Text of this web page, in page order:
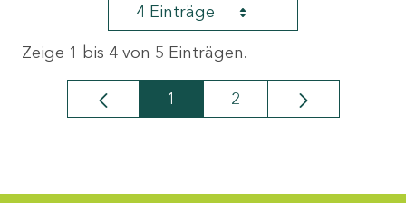
4 Einträge
Zeige 1 bis 4 von 5 Einträgen.
Seite
1 Seite
2